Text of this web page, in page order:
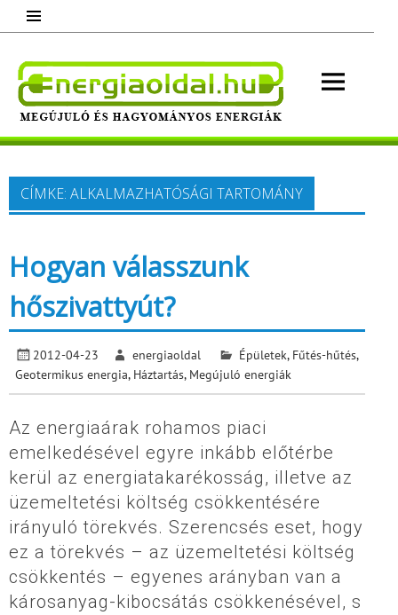
content
Megújuló és hagyományos energiák.
Minden, ami energia!
CÍMKE: ALKALMAZHATÓSÁGI TARTOMÁNY
Hogyan válasszunk
hőszivattyút?
2012-04-23 energiaoldal Épületek, Fűtés-hűtés,
Geotermikus energia, Háztartás, Megújuló energiák
Az energiaárak rohamos piaci
emelkedésével egyre inkább előtérbe
kerül az energiatakarékosság, illetve az
üzemeltetési költség csökkentésére
irányuló törekvés. Szerencsés eset, hogy
ez a törekvés – az üzemeltetési költség
csökkentés – egyenes arányban van a
károsanyag-kibocsátás csökkenésével, s